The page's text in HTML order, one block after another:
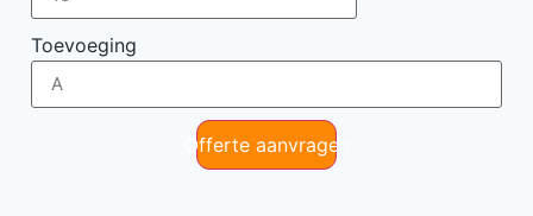
Toevoeging
Offerte aanvragen